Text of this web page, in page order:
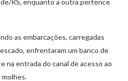
RS, enquanto a outra pertence
as embarcações, carregadas
enfrentaram um banco de
na entrada do canal de acesso ao
molhes.